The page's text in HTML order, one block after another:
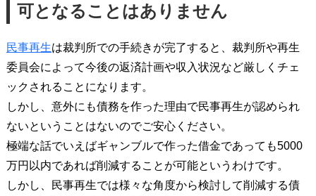
可となることはありません
民事再生は裁判所での手続きが完了すると、裁判所や再生
委員会によって今後の返済計画や収入状況など厳しくチェ
ックされることになります。
しかし、意外にも債務を作った理由で民事再生が認められ
ないということはないのでご安心ください。
極端な話でいえばギャンブルで作った借金であっても5000
万円以内であれば削減することが可能というわけです。
しかし、民事再生では様々な角度から検討して削減する債